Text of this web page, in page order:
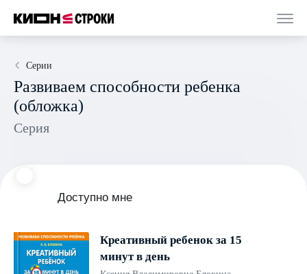
Серии
Развиваем способности ребенка
(обложка)
Серия
Доступно мне
Креативный ребенок за 15
минут в день